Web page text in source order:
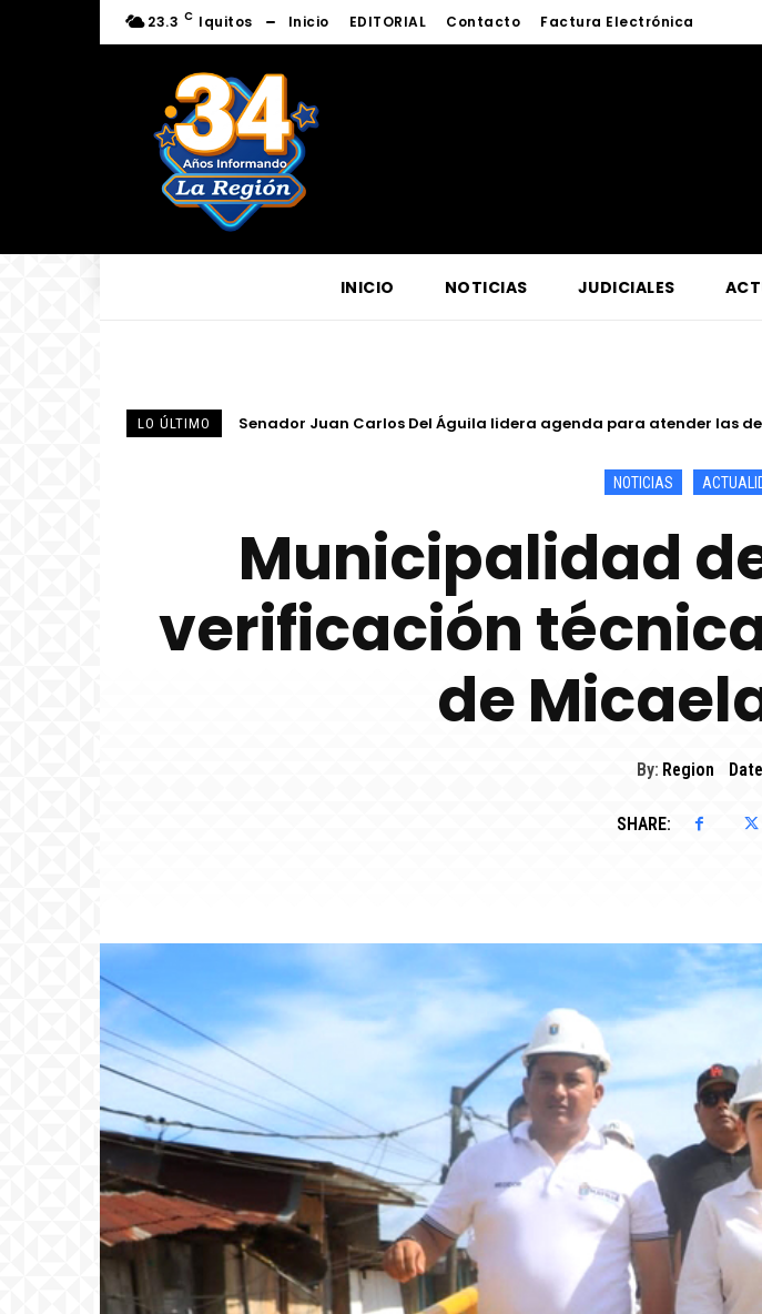
23.3 C Iquitos Inicio EDITORIAL Contacto Factura Electrónica
INICIO NOTICIAS JUDICIALES
LO ÚLTIMO Centro de Escucha del Vicariato de Iquitos fortalece atención y
NOTICIAS
Municipalidad
verificación
de
By: Region
SHARE: